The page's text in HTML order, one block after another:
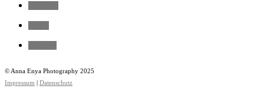
© Anna Enya Photography 2025
Impressum
Datenschutz